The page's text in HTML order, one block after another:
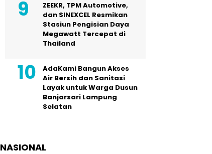
ZEEKR, TPM Automotive,
dan SINEXCEL Resmikan
Stasiun Pengisian Daya
Megawatt Tercepat di
Thailand
AdaKami Bangun Akses
Air Bersih dan Sanitasi
Layak untuk Warga Dusun
Banjarsari Lampung
Selatan
NASIONAL